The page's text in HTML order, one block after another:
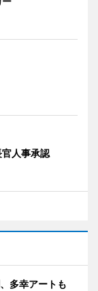
人事承認
多幸アートも